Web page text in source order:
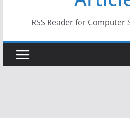
RSS Reader for Computer